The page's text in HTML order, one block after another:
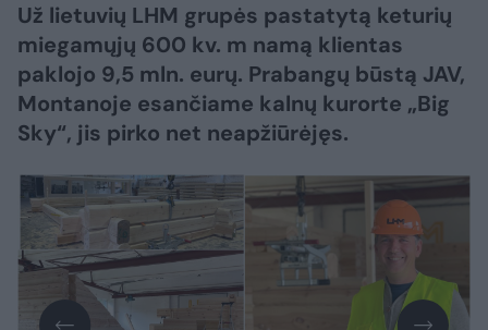
Už lietuvių LHM grupės pastatytą keturių
miegamųjų 600 kv. m namą klientas
paklojo 9,5 mln. eurų. Prabangų būstą JAV,
Montanoje esančiame kalnų kurorte „Big
Sky“, jis pirko net neapžiūrėjęs.